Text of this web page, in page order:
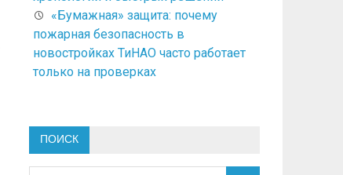
«Бумажная» защита: почему
пожарная безопасность в
новостройках ТиНАО часто работает
только на проверках
ПОИСК